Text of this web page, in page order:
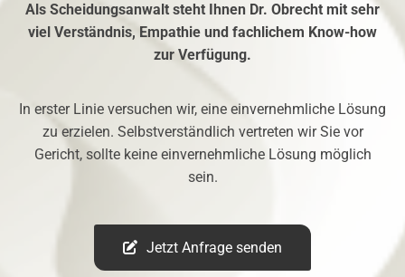
Als Scheidungsanwalt steht Ihnen Dr. Obrecht mit sehr
viel Verständnis, Empathie und fachlichem Know-how
zur Verfügung.
In erster Linie versuchen wir, eine einvernehmliche Lösung
zu erzielen. Selbstverständlich vertreten wir Sie vor
Gericht, sollte keine einvernehmliche Lösung möglich
sein.
Jetzt Anfrage senden